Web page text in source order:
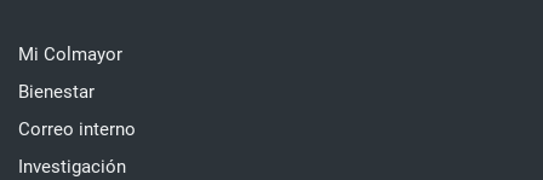
Mi Colmayor
Bienestar
Correo interno
Investigación